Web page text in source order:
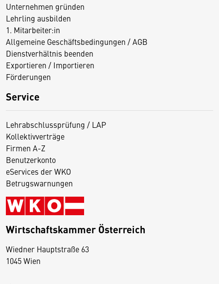
Unternehmen gründen
Lehrling ausbilden
1. Mitarbeiter:in
Allgemeine Geschäftsbedingungen / AGB
Dienstverhältnis beenden
Exportieren / Importieren
Förderungen
Service
Lehrabschlussprüfung / LAP
Kollektivverträge
Firmen A-Z
Benutzerkonto
eServices der WKO
Betrugswarnungen
Wirtschaftskammer Österreich
Wiedner Hauptstraße 63
1045 Wien
D